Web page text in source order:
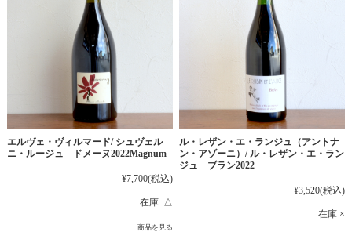
エルヴェ・ヴィルマード/ シュヴェル
ニ・ルージュ ドメーヌ2022Magnum
¥7,700(税込)
在庫 △
商品を見る
ル・レザン・エ・ランジュ（アントナ
ン・アゾーニ）/ ル・レザン・エ・ラン
ジュ ブラン2022
¥3,520(税込)
在庫 ×